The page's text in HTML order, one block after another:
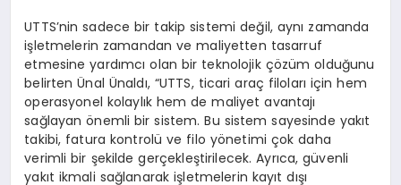
UTTS’nin sadece bir takip sistemi değil, aynı zamanda
işletmelerin zamandan ve maliyetten tasarruf
etmesine yardımcı olan bir teknolojik çözüm olduğunu
belirten Ünal Ünaldı, “UTTS, ticari araç filoları için hem
operasyonel kolaylık hem de maliyet avantajı
sağlayan önemli bir sistem. Bu sistem sayesinde yakıt
takibi, fatura kontrolü ve filo yönetimi çok daha
verimli bir şekilde gerçekleştirilecek. Ayrıca, güvenli
yakıt ikmali sağlanarak işletmelerin kayıt dışı